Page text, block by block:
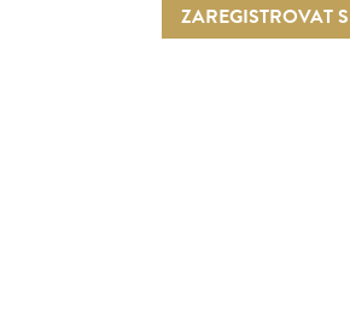
ZAREGISTROVAT